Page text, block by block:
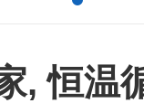
, 恒温